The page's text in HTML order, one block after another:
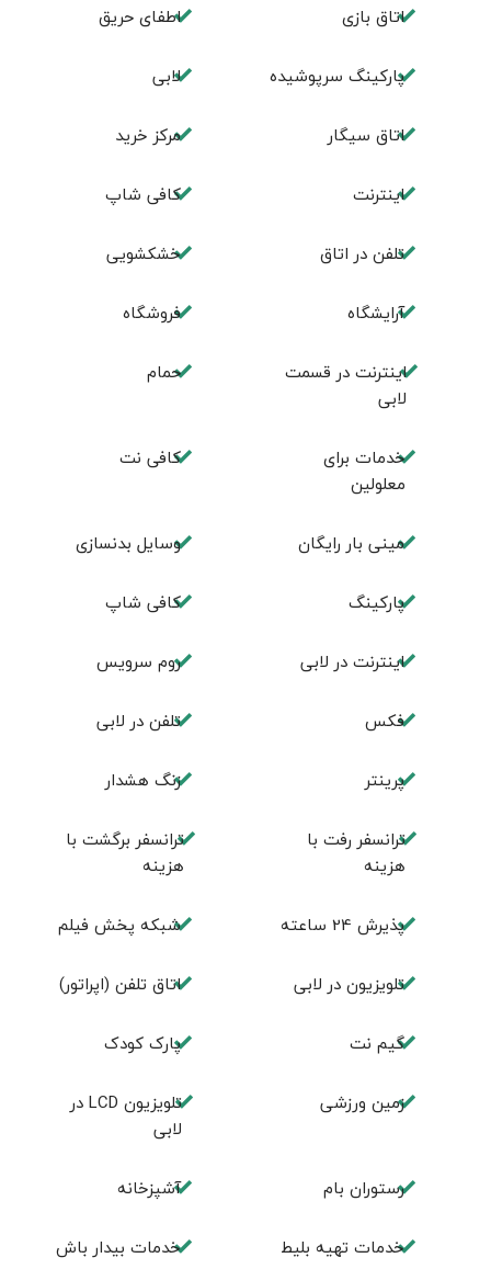
اتاق بازی اطفای حریق
پارکینگ سرپوشیده لابی
اتاق سیگار مرکز خرید
اینترنت کافی شاپ
تلفن در اتاق خشکشویی
آرایشگاه فروشگاه
اینترنت در قسمت
لابی
حمام
خدمات برای
معلولین
کافی نت
مینی بار رایگان وسایل بدنسازی
پاركينگ كافی شاپ
اينترنت در لابی روم سرويس
فكس تلفن در لابی
پرینتر زنگ هشدار
ترانسفر رفت با
هزینه
ترانسفر برگشت با
هزینه
پذیرش 24 ساعته شبکه پخش فیلم
تلویزیون در لابی اتاق تلفن (اپراتور)
گیم نت پارک کودک
زمین ورزشی
تلويزيون LCD در
لابی
رستوران بام آشپزخانه
خدمات تهيه بليط خدمات بیدار باش